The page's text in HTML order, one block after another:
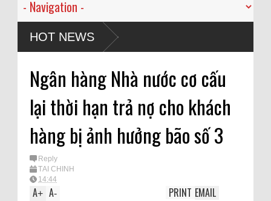
HOT NEWS
Ngân hàng Nhà nước cơ cấu
lại thời hạn trả nợ cho khách
hàng bị ảnh hưởng bão số 3
Reply
TÀI CHÍNH
14:44
A+ A- EMAIL
PRINT